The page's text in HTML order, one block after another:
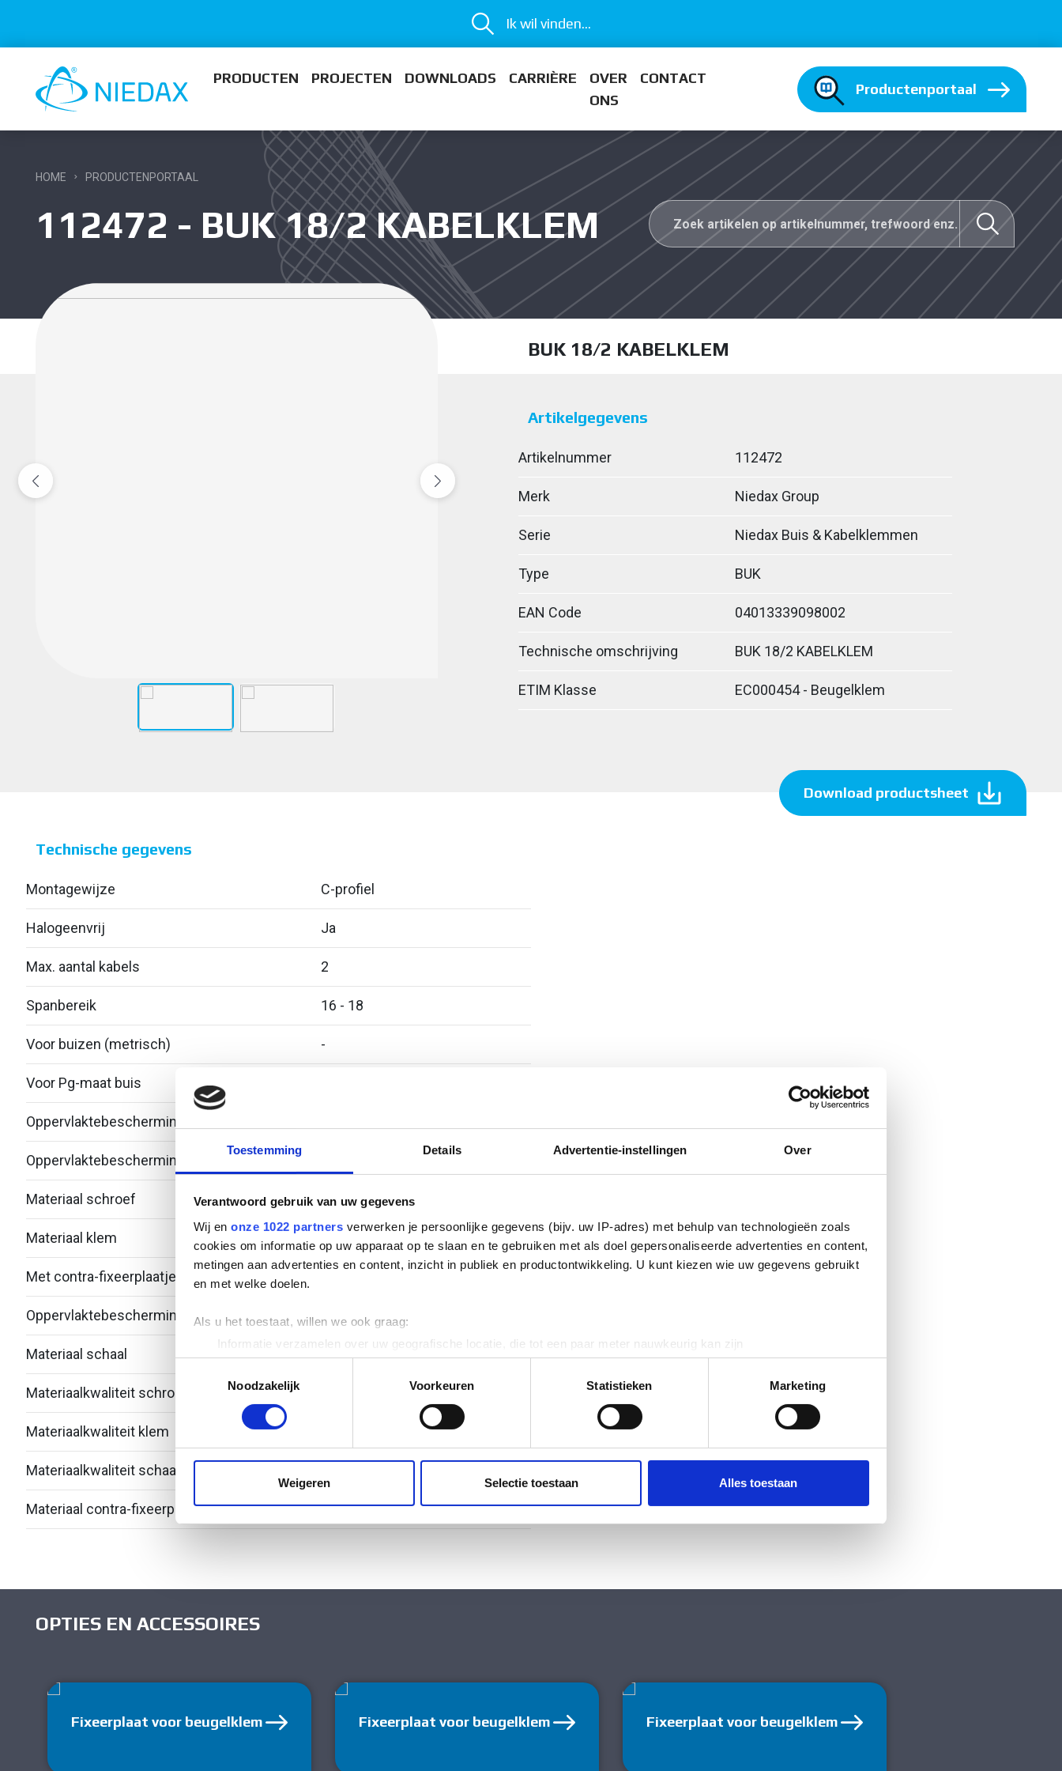
Toestemming Details Advertentie-instellingen Over
Verantwoord gebruik van uw gegevens
Wij en onze 1022 partners verwerken je persoonlijke gegevens (bijv. uw IP-adres) met behulp van technologieën zoals
cookies om informatie op uw apparaat op te slaan en te gebruiken met als doel gepersonaliseerde advertenties en content,
metingen aan advertenties en content, inzicht in publiek en productontwikkeling. U kunt kiezen wie uw gegevens gebruikt
en met welke doelen.
Als u het toestaat, willen we ook graag:
Informatie verzamelen over uw geografische locatie, die tot een paar meter nauwkeurig kan zijn
Uw apparaat identificeren door het actief te scannen op specifieke eigenschappen (fingerprinting)
Lees meer over hoe uw persoonlijke gegevens worden verwerkt en stel uw voorkeuren in het
detailgedeeltein. U kunt uw
toestemming op elk moment wijzigen of intrekken in de Cookieverklaring.
websiteverkeer te analyseren. Ook delen we informatie over uw gebruik van onze site met onze partners voor social
media, adverteren en analyse. Deze partners kunnen deze gegevens combineren met andere informatie die u aan ze heeft
Noodzakelijk
Voorkeuren Statistieken Marketing
Weigeren Selectie toestaan Alles toestaan
Ik wil vinden...
PRODUCTEN PROJECTEN DOWNLOADS CARRIÈRE
OVER
ONS
CONTACT
Productenportaal
HOME PRODUCTENPORTAAL
112472 - BUK 18/2 KABELKLEM
BUK 18/2 KABELKLEM
Artikelgegevens
Artikelnummer 112472
Merk Niedax Group
Serie Niedax Buis & Kabelklemmen
Type BUK
EAN Code 04013339098002
Technische omschrijving BUK 18/2 KABELKLEM
ETIM Klasse EC000454 - Beugelklem
Download productsheet
Technische gegevens
Montagewijze C-profiel
Halogeenvrij Ja
Max. aantal kabels 2
Spanbereik 16 - 18
Voor buizen (metrisch) -
Voor Pg-maat buis
Oppervlaktebescherming klem
Oppervlaktebescherming schroef
Materiaal schroef Staal
Materiaal klem
Met contra-fixeerplaatje
Oppervlaktebescherming schaal Onbehandeld
Materiaal schaal Kunststof
Materiaalkwaliteit schroef
Materiaalkwaliteit klem
Materiaalkwaliteit schaal
Materiaal contra-fixeerplaatje Kunststof
OPTIES EN ACCESSOIRES
Fixeerplaat voor beugelklem Fixeerplaat voor beugelklem Fixeerplaat voor beugelklem